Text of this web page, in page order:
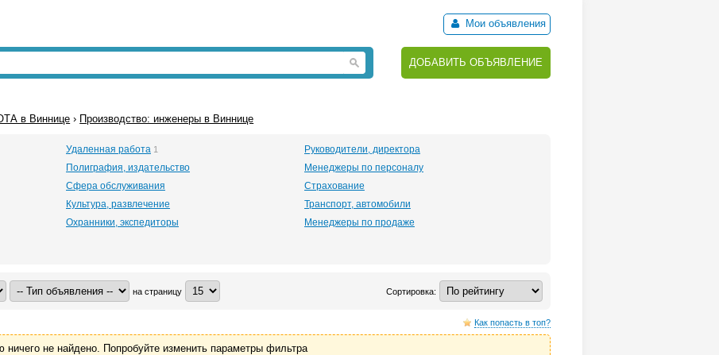
Мои объявления
ДОБАВИТЬ ОБЪЯВЛЕНИЕ
в Виннице › Производство: инженеры в Виннице
Удаленная работа 1
Руководители, директора
Полиграфия, издательство
Менеджеры по персоналу
Сфера обслуживания
Страхование
Культура, развлечение
Транспорт, автомобили
Охранники, экспедиторы Менеджеры по продаже
на страницу Сортировка:
Как попасть в топ?
не найдено. Попробуйте изменить параметры фильтра